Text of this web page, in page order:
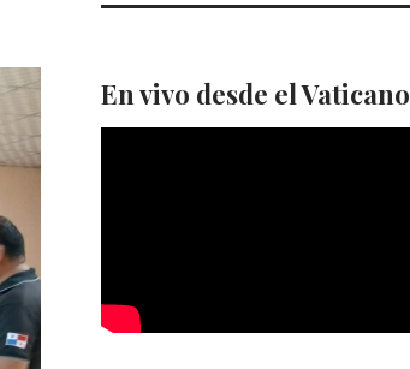
En vivo desde el Vaticano